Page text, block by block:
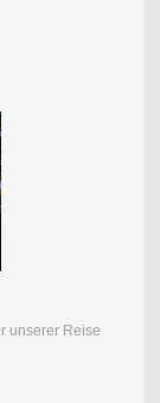
unserer Reise